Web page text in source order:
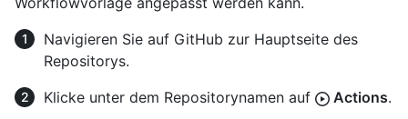
Navigieren Sie auf GitHub zur Hauptseite des
Repositorys.
Klicke unter dem Repositorynamen auf
Actions.